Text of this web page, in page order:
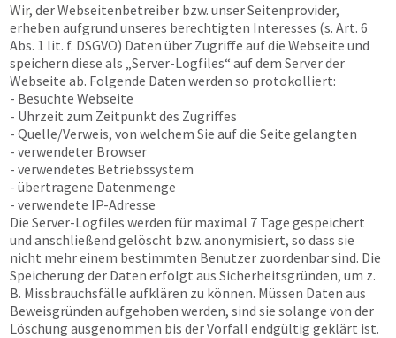
Wir, der Webseitenbetreiber bzw. unser Seitenprovider,
erheben aufgrund unseres berechtigten Interesses (s. Art. 6
Abs. 1 lit. f. DSGVO) Daten über Zugriffe auf die Webseite und
speichern diese als „Server-Logfiles“ auf dem Server der
Webseite ab. Folgende Daten werden so protokolliert:
- Besuchte Webseite
- Uhrzeit zum Zeitpunkt des Zugriffes
- Quelle/Verweis, von welchem Sie auf die Seite gelangten
- verwendeter Browser
- verwendetes Betriebssystem
- übertragene Datenmenge
- verwendete IP-Adresse
Die Server-Logfiles werden für maximal 7 Tage gespeichert
und anschließend gelöscht bzw. anonymisiert, so dass sie
nicht mehr einem bestimmten Benutzer zuordenbar sind. Die
Speicherung der Daten erfolgt aus Sicherheitsgründen, um z.
B. Missbrauchsfälle aufklären zu können. Müssen Daten aus
Beweisgründen aufgehoben werden, sind sie solange von der
Löschung ausgenommen bis der Vorfall endgültig geklärt ist.